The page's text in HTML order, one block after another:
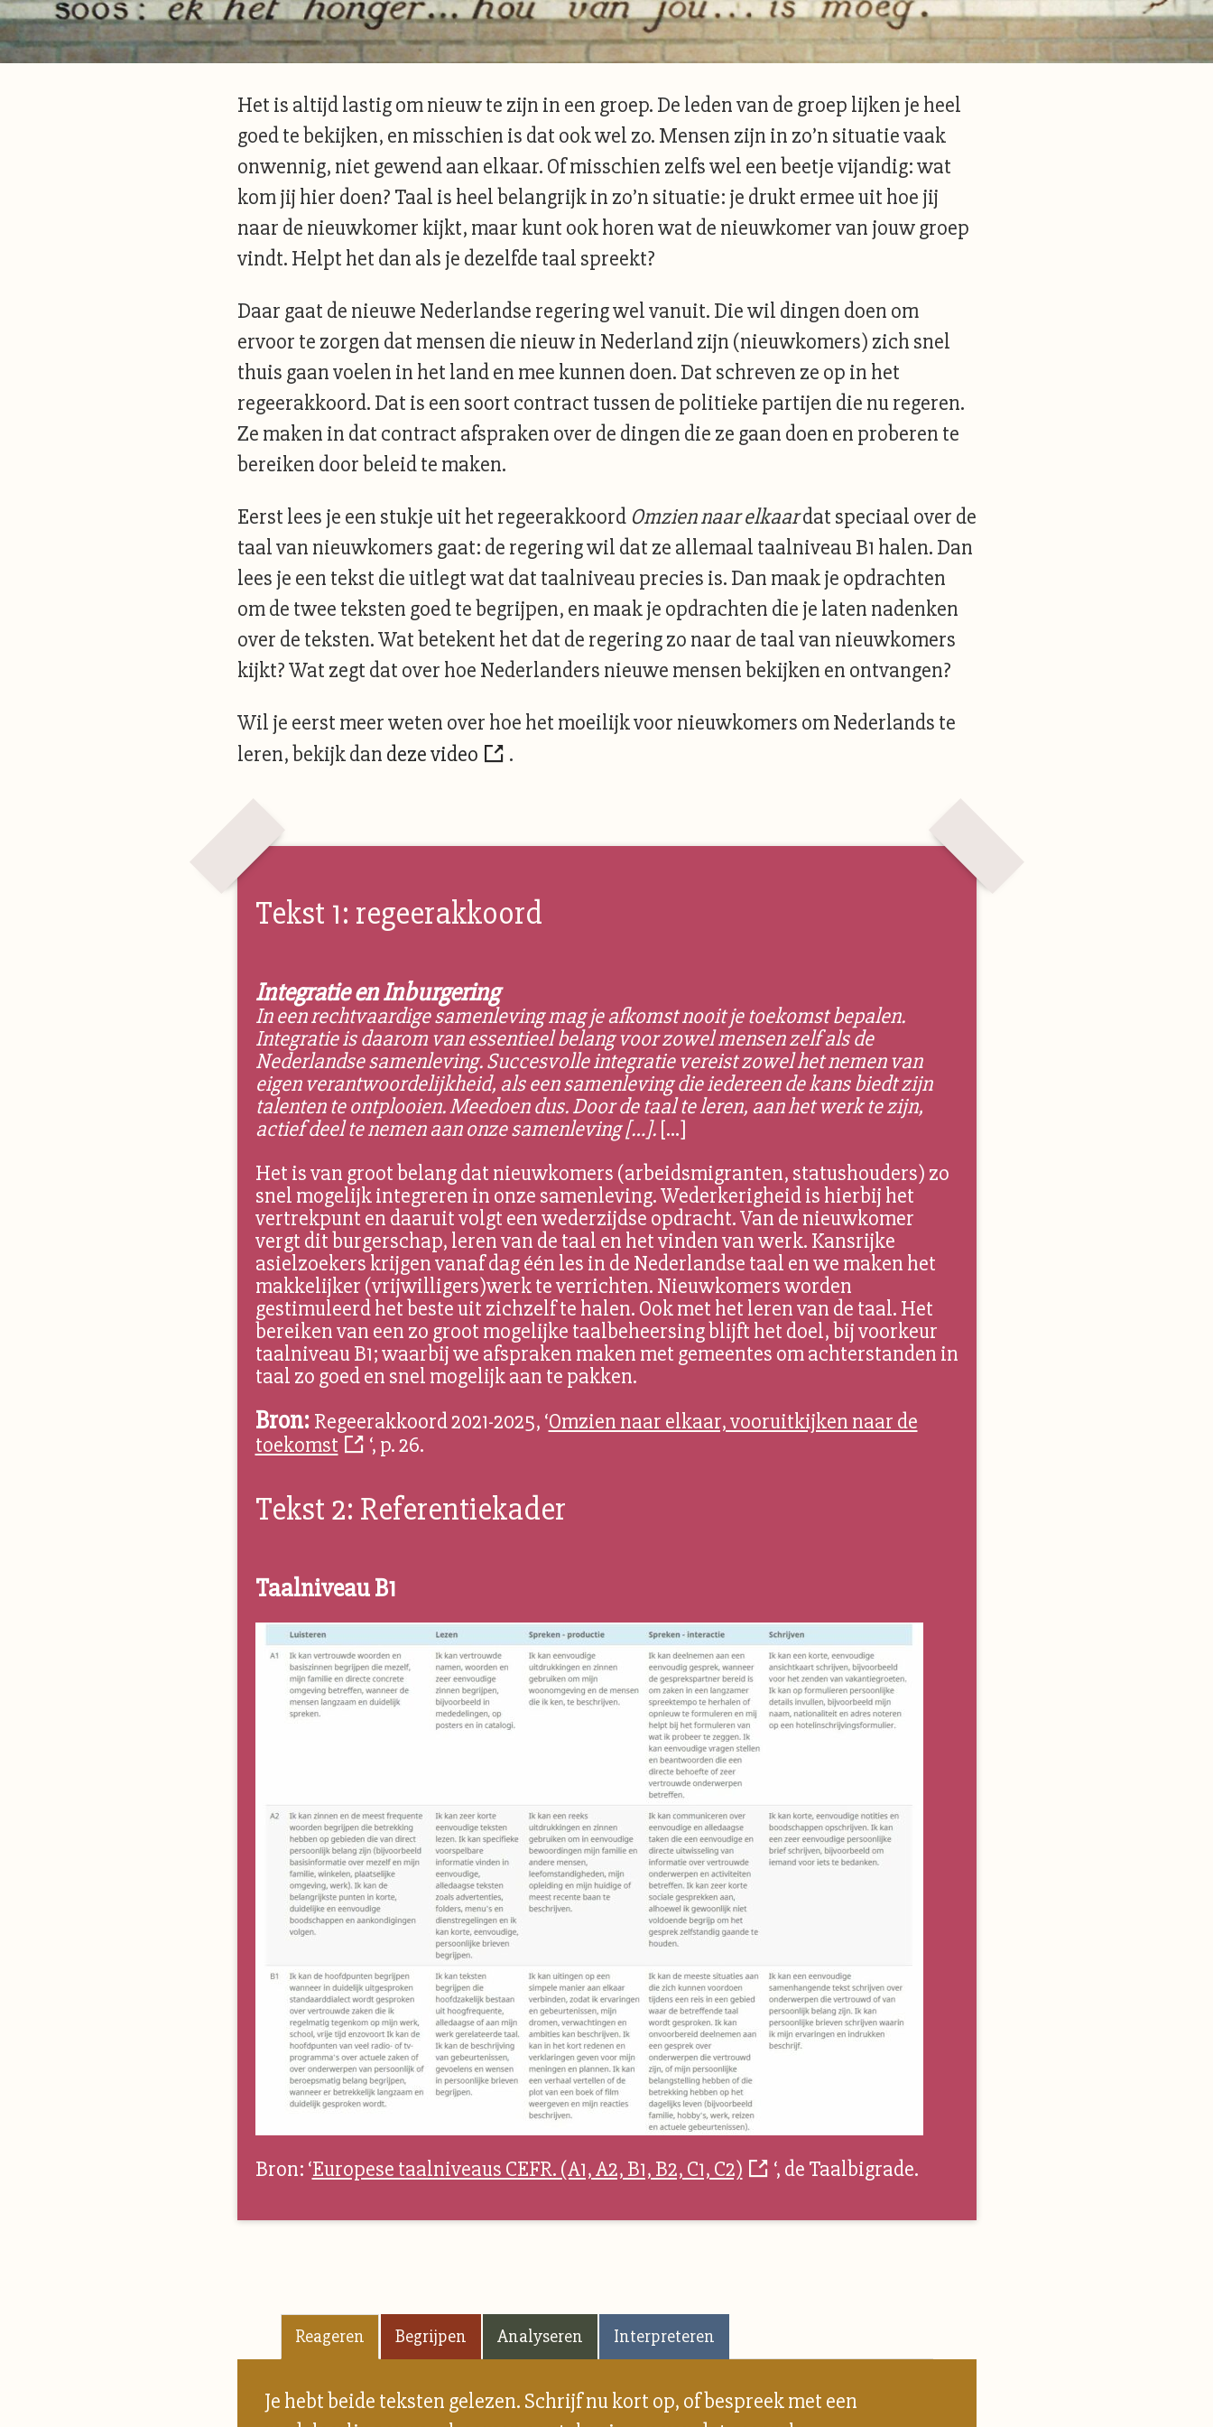
Het is altijd lastig om nieuw te zijn in een groep. De leden van de groep lijken je heel
goed te bekijken, en misschien is dat ook wel zo. Mensen zijn in zo’n situatie vaak
onwennig, niet gewend aan elkaar. Of misschien zelfs wel een beetje vijandig: wat
kom jij hier doen? Taal is heel belangrijk in zo’n situatie: je drukt ermee uit hoe jij
naar de nieuwkomer kijkt, maar kunt ook horen wat de nieuwkomer van jouw groep
vindt. Helpt het dan als je dezelfde taal spreekt?
Daar gaat de nieuwe Nederlandse regering wel vanuit. Die wil dingen doen om
ervoor te zorgen dat mensen die nieuw in Nederland zijn (nieuwkomers) zich snel
thuis gaan voelen in het land en mee kunnen doen. Dat schreven ze op in het
regeerakkoord. Dat is een soort contract tussen de politieke partijen die nu regeren.
Ze maken in dat contract afspraken over de dingen die ze gaan doen en proberen te
bereiken door beleid te maken.
Eerst lees je een stukje uit het regeerakkoord Omzien naar elkaardat speciaal over de
taal van nieuwkomers gaat: de regering wil dat ze allemaal taalniveau B1 halen. Dan
lees je een tekst die uitlegt wat dat taalniveau precies is. Dan maak je opdrachten
om de twee teksten goed te begrijpen, en maak je opdrachten die je laten nadenken
over de teksten. Wat betekent het dat de regering zo naar de taal van nieuwkomers
kijkt? Wat zegt dat over hoe Nederlanders nieuwe mensen bekijken en ontvangen?
Wil je eerst meer weten over hoe het moeilijk voor nieuwkomers om Nederlands te
leren, bekijk dan deze video .
Tekst 1: regeerakkoord
Integratie en Inburgering
In een rechtvaardige samenleving mag je afkomst nooit je toekomst bepalen.
Integratie is daarom van essentieel belang voor zowel mensen zelf als de
Nederlandse samenleving. Succesvolle integratie vereist zowel het nemen van
eigen verantwoordelijkheid, als een samenleving die iedereen de kans biedt zijn
talenten te ontplooien. Meedoen dus. Door de taal te leren, aan het werk te zijn,
actief deel te nemen aan onze samenleving […]. […]
Het is van groot belang dat nieuwkomers (arbeidsmigranten, statushouders) zo
snel mogelijk integreren in onze samenleving. Wederkerigheid is hierbij het
vertrekpunt en daaruit volgt een wederzijdse opdracht. Van de nieuwkomer
vergt dit burgerschap, leren van de taal en het vinden van werk. Kansrijke
asielzoekers krijgen vanaf dag één les in de Nederlandse taal en we maken het
makkelijker (vrijwilligers)werk te verrichten. Nieuwkomers worden
gestimuleerd het beste uit zichzelf te halen. Ook met het leren van de taal. Het
bereiken van een zo groot mogelijke taalbeheersing blijft het doel, bij voorkeur
taalniveau B1; waarbij we afspraken maken met gemeentes om achterstanden in
taal zo goed en snel mogelijk aan te pakken.
Bron: Regeerakkoord 2021-2025, ‘Omzien naar elkaar, vooruitkijken naar de
toekomst
‘, p. 26.
Tekst 2: Referentiekader
Taalniveau B1
Bron: ‘Europese taalniveaus CEFR. (A1, A2, B1, B2, C1, C2) ‘, de Taalbigrade.
Reageren Begrijpen Analyseren Interpreteren
Je hebt beide teksten gelezen. Schrijf nu kort op, of bespreek met een